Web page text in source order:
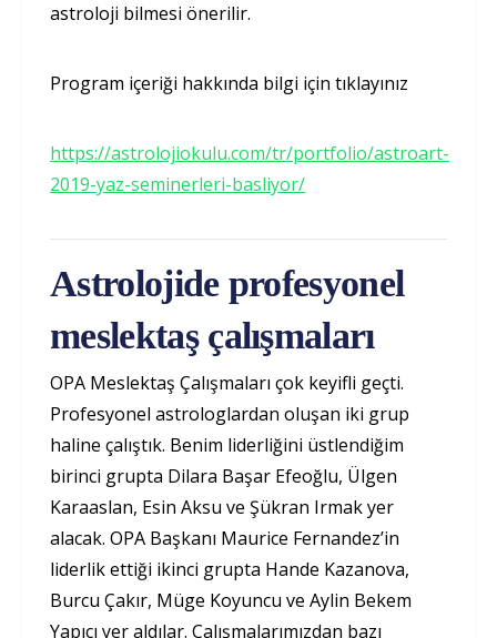
astroloji bilmesi önerilir.
Program içeriği hakkında bilgi için tıklayınız
https://astrolojiokulu.com/tr/portfolio/astroart-
2019-yaz-seminerleri-basliyor/
Astrolojide profesyonel
meslektaş çalışmaları
OPA Meslektaş Çalışmaları çok keyifli geçti.
Profesyonel astrologlardan oluşan iki grup
haline çalıştık. Benim liderliğini üstlendiğim
birinci grupta Dilara Başar Efeoğlu, Ülgen
Karaaslan, Esin Aksu ve Şükran Irmak yer
alacak. OPA Başkanı Maurice Fernandez’in
liderlik ettiği ikinci grupta Hande Kazanova,
Burcu Çakır, Müge Koyuncu ve Aylin Bekem
Yapıcı yer aldılar. Çalışmalarımızdan bazı